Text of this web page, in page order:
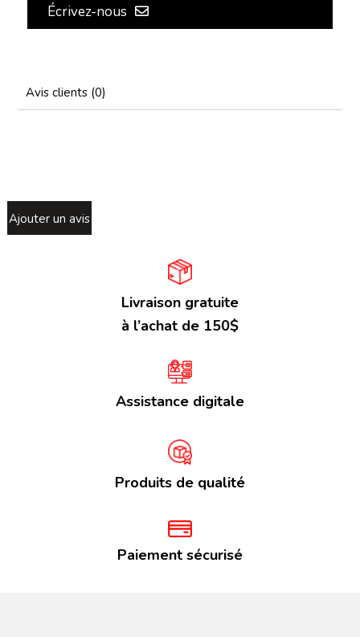
Écrivez-nous
Avis clients (0)
Ajouter un avis
Livraison gratuite
à l’achat de 150$
Assistance digitale
Produits de qualité
Paiement sécurisé